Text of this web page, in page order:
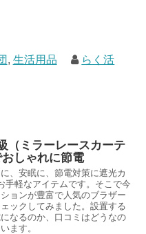
, 生活用品 らく活
（ミラーレースカーテ
しゃれに節電
、安眠に、節電対策に遮光カ
手軽なアイテムです。そこで今
ョンが豊富で人気のブラザー
ックしてみました。設置する
なるのか、口コミはどうなの
ます。